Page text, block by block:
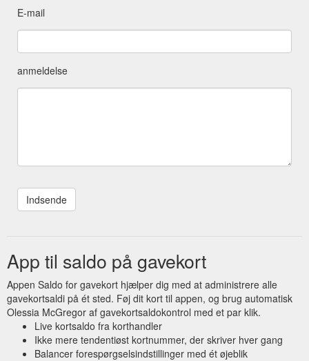
E-mail
anmeldelse
App til saldo på gavekort
Appen Saldo for gavekort hjælper dig med at administrere alle
gavekortsaldi på ét sted. Føj dit kort til appen, og brug automatisk
Olessia McGregor af gavekortsaldokontrol med et par klik.
Live kortsaldo fra korthandler
Ikke mere tendentiøst kortnummer, der skriver hver gang
Balancer forespørgselsindstillinger med ét øjeblik